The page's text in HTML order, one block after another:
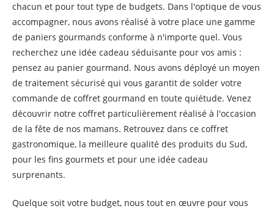
chacun et pour tout type de budgets. Dans l'optique de vous
accompagner, nous avons réalisé à votre place une gamme
de paniers gourmands conforme à n'importe quel. Vous
recherchez une idée cadeau séduisante pour vos amis :
pensez au panier gourmand. Nous avons déployé un moyen
de traitement sécurisé qui vous garantit de solder votre
commande de coffret gourmand en toute quiétude. Venez
découvrir notre coffret particulièrement réalisé à l'occasion
de la fête de nos mamans. Retrouvez dans ce coffret
gastronomique, la meilleure qualité des produits du Sud,
pour les fins gourmets et pour une idée cadeau
surprenants.
Quelque soit votre budget, nous tout en œuvre pour vous